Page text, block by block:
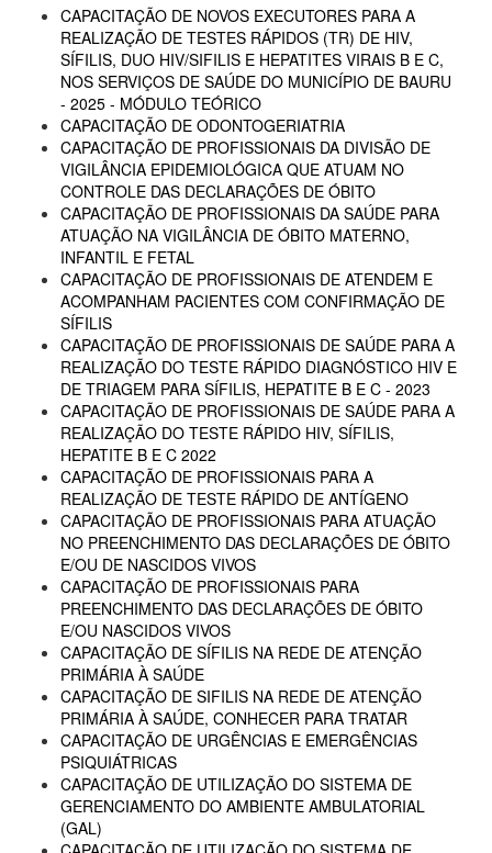
CAPACITAÇÃO DE NOVOS EXECUTORES PARA A
REALIZAÇÃO DE TESTES RÁPIDOS (TR) DE HIV,
SÍFILIS, DUO HIV/SIFILIS E HEPATITES VIRAIS B E C,
NOS SERVIÇOS DE SAÚDE DO MUNICÍPIO DE BAURU
- 2025 - MÓDULO TEÓRICO
CAPACITAÇÃO DE ODONTOGERIATRIA
CAPACITAÇÃO DE PROFISSIONAIS DA DIVISÃO DE
VIGILÂNCIA EPIDEMIOLÓGICA QUE ATUAM NO
CONTROLE DAS DECLARAÇÕES DE ÓBITO
CAPACITAÇÃO DE PROFISSIONAIS DA SAÚDE PARA
ATUAÇÃO NA VIGILÂNCIA DE ÓBITO MATERNO,
INFANTIL E FETAL
CAPACITAÇÃO DE PROFISSIONAIS DE ATENDEM E
ACOMPANHAM PACIENTES COM CONFIRMAÇÃO DE
SÍFILIS
CAPACITAÇÃO DE PROFISSIONAIS DE SAÚDE PARA A
REALIZAÇÃO DO TESTE RÁPIDO DIAGNÓSTICO HIV E
DE TRIAGEM PARA SÍFILIS, HEPATITE B E C - 2023
CAPACITAÇÃO DE PROFISSIONAIS DE SAÚDE PARA A
REALIZAÇÃO DO TESTE RÁPIDO HIV, SÍFILIS,
HEPATITE B E C 2022
CAPACITAÇÃO DE PROFISSIONAIS PARA A
REALIZAÇÃO DE TESTE RÁPIDO DE ANTÍGENO
CAPACITAÇÃO DE PROFISSIONAIS PARA ATUAÇÃO
NO PREENCHIMENTO DAS DECLARAÇÕES DE ÓBITO
E/OU DE NASCIDOS VIVOS
CAPACITAÇÃO DE PROFISSIONAIS PARA
PREENCHIMENTO DAS DECLARAÇÕES DE ÓBITO
E/OU NASCIDOS VIVOS
CAPACITAÇÃO DE SÍFILIS NA REDE DE ATENÇÃO
PRIMÁRIA À SAÚDE
CAPACITAÇÃO DE SIFILIS NA REDE DE ATENÇÃO
PRIMÁRIA À SAÚDE, CONHECER PARA TRATAR
CAPACITAÇÃO DE URGÊNCIAS E EMERGÊNCIAS
PSIQUIÁTRICAS
CAPACITAÇÃO DE UTILIZAÇÃO DO SISTEMA DE
GERENCIAMENTO DO AMBIENTE AMBULATORIAL
(GAL)